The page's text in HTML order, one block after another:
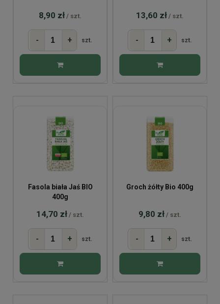
8,90 zł / szt.
- + szt.
13,60 zł / szt.
- + szt.
Fasola biała Jaś BIO
400g
14,70 zł / szt.
- + szt.
Groch żółty Bio 400g
9,80 zł / szt.
- + szt.